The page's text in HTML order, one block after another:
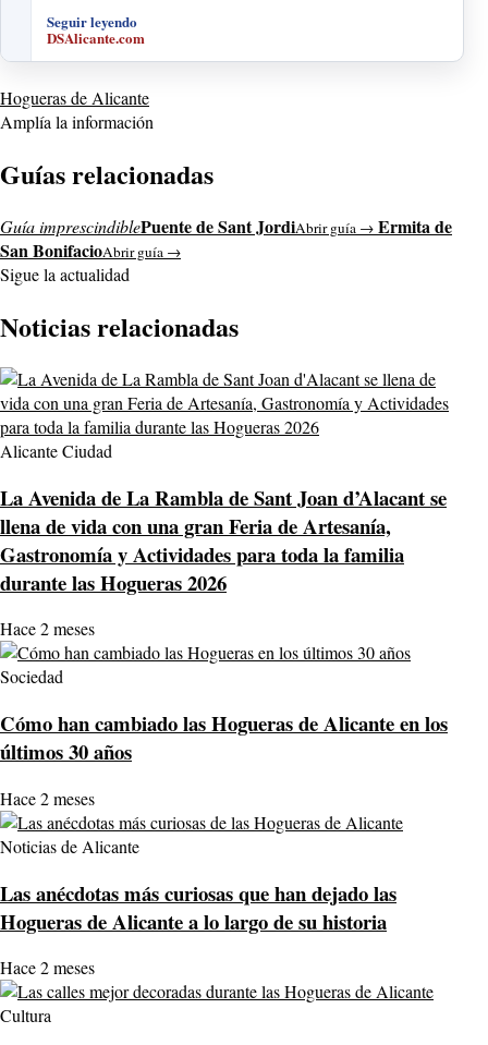
Seguir leyendo
DSAlicante.com
Hogueras de Alicante
Amplía la información
Guías relacionadas
Guía imprescindiblePuente de Sant JordiAbrir guía → Ermita de
San BonifacioAbrir guía →
Sigue la actualidad
Noticias relacionadas
Alicante Ciudad
La Avenida de La Rambla de Sant Joan d’Alacant se
llena de vida con una gran Feria de Artesanía,
Gastronomía y Actividades para toda la familia
durante las Hogueras 2026
Hace 2 meses
Sociedad
Cómo han cambiado las Hogueras de Alicante en los
últimos 30 años
Hace 2 meses
Noticias de Alicante
Las anécdotas más curiosas que han dejado las
Hogueras de Alicante a lo largo de su historia
Hace 2 meses
Cultura